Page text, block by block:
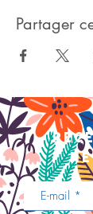
Partager